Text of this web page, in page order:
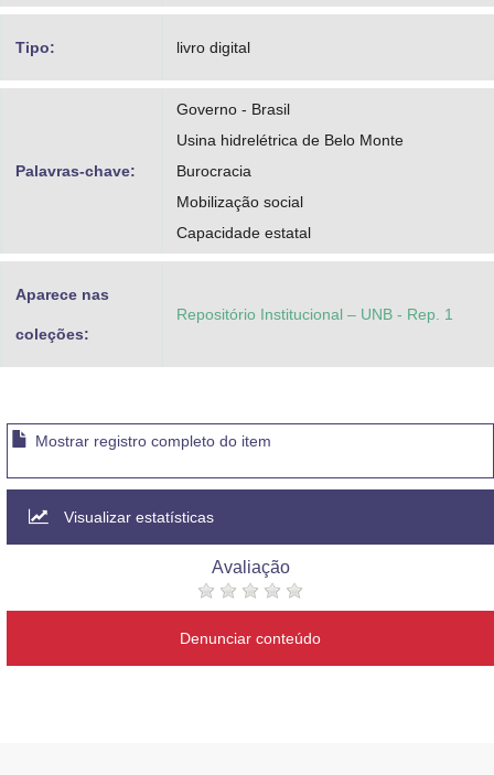
Tipo: livro digital
Palavras-chave:
Governo - Brasil
Usina hidrelétrica de Belo Monte
Burocracia
Mobilização social
Capacidade estatal
Aparece nas
coleções:
Repositório Institucional – UNB - Rep. 1
Mostrar registro completo do item
Visualizar estatísticas
Avaliação
Denunciar conteúdo